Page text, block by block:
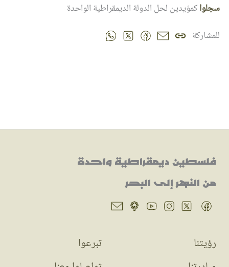
سجلواكمؤيدين لحل الدولة الديمقراطية الواحدة
للمشاركة
فلسطين ديمقراطية واحدة
من النهر إلى البحر
رؤيتنا
تبرعوا